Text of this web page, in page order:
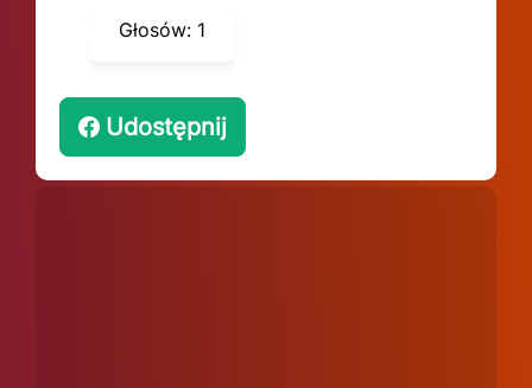
Głosów: 1
Udostępnij